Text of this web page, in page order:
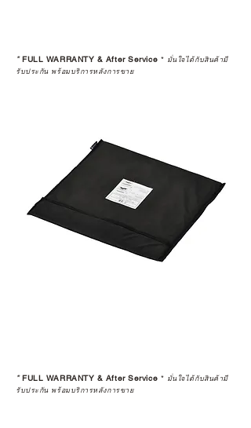
*FULL WARRANTY & After Service * มั่นใจได้กับสินค้ามี
รับประกัน พร้อมบริการหลังการขาย
*FULL WARRANTY & After Service * มั่นใจได้กับสินค้ามี
รับประกัน พร้อมบริการหลังการขาย